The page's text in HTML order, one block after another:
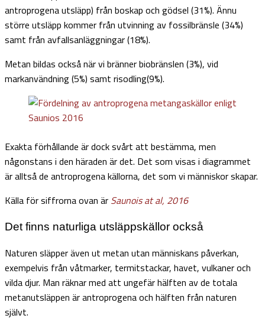
antroprogena utsläpp) från boskap och gödsel (31%). Ännu
större utsläpp kommer från utvinning av fossilbränsle (34%)
samt från avfallsanläggningar (18%).
Metan bildas också när vi bränner biobränslen (3%), vid
markanvändning (5%) samt risodling(9%).
Exakta förhållande är dock svårt att bestämma, men
någonstans i den häraden är det. Det som visas i diagrammet
är alltså de antroprogena källorna, det som vi människor skapar.
Källa för siffrorna ovan är Saunois at al, 2016
Det finns naturliga utsläppskällor också
Naturen släpper även ut metan utan människans påverkan,
exempelvis från våtmarker, termitstackar, havet, vulkaner och
vilda djur. Man räknar med att ungefär hälften av de totala
metanutsläppen är antroprogena och hälften från naturen
självt.